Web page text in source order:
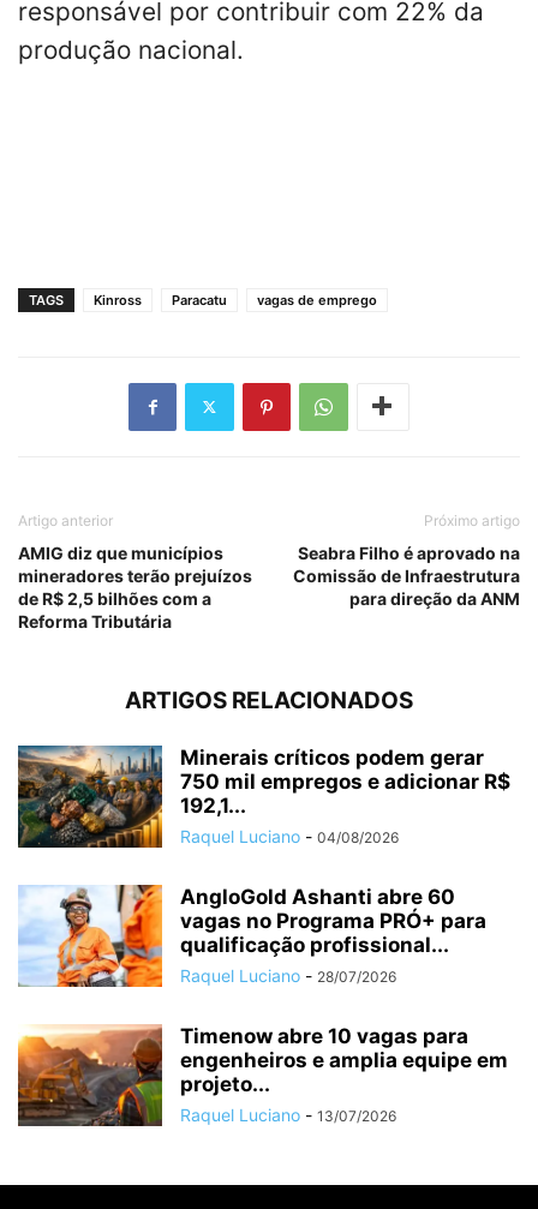
responsável por contribuir com 22% da
produção nacional.
TAGS Kinross Paracatu vagas de emprego
Artigo anterior
AMIG diz que municípios
mineradores terão prejuízos
de R$ 2,5 bilhões com a
Reforma Tributária
Próximo artigo
Seabra Filho é aprovado na
Comissão de Infraestrutura
para direção da ANM
ARTIGOS RELACIONADOS
Minerais críticos podem gerar
750 mil empregos e adicionar R$
192,1...
Raquel Luciano - 04/08/2026
AngloGold Ashanti abre 60
vagas no Programa PRÓ+ para
qualificação profissional...
Raquel Luciano - 28/07/2026
Timenow abre 10 vagas para
engenheiros e amplia equipe em
projeto...
Raquel Luciano - 13/07/2026